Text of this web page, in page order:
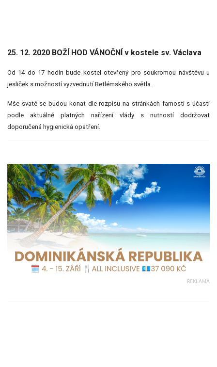
25. 12. 2020 BOŽÍ HOD VÁNOČNÍ v kostele sv. Václava
Od 14 do 17 hodin bude kostel otevřený pro soukromou návštěvu u
jesliček s možností vyzvednutí Betlémského světla.
Mše svaté se budou konat dle rozpisu na stránkách farnosti s účastí
podle aktuálně platných nařízení vlády s nutností dodržovat
doporučená hygienická opatření.